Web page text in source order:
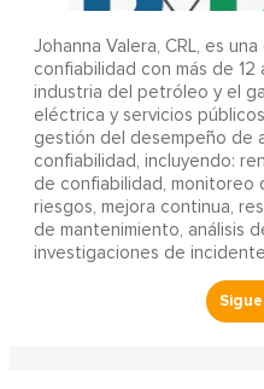
Johanna Valera, CRL, es
confiabilidad con más de
industria del petróleo y el
eléctrica y servicios
gestión del desempeño de
confiabilidad, incluyendo:
de confiabilidad, monitoreo
riesgos, mejora continua,
de mantenimiento, análisis
investigaciones de